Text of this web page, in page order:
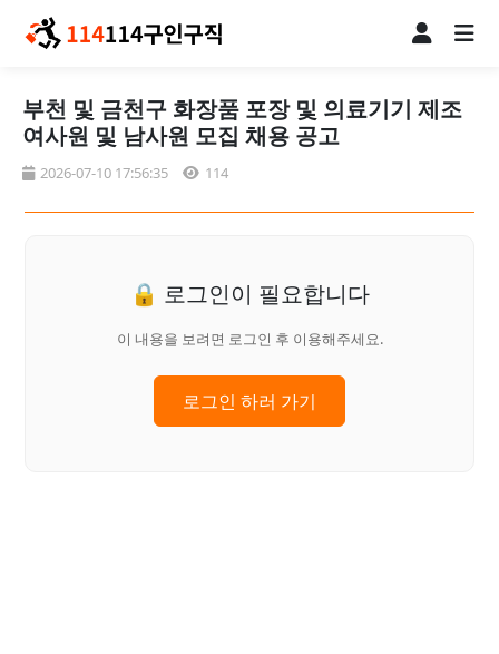
부천 및 금천구 화장품 포장 및 의료기기 제조
여사원 및 남사원 모집 채용 공고
2026-07-10 17:56:35 114
🔒 로그인이 필요합니다
이 내용을 보려면 로그인 후 이용해주세요.
로그인 하러 가기